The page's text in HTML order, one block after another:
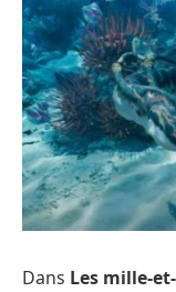
Dans Les mille-